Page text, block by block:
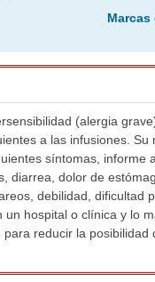
Marcas
(alergia
a las infusiones.
síntomas, informe
diarrea, dolor de
debilidad, dificultad
hospital o clínica y lo
reducir la